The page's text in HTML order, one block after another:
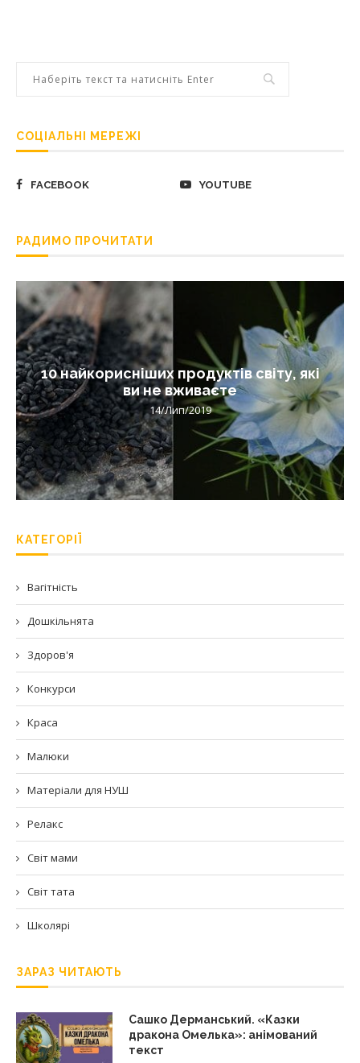
СОЦІАЛЬНІ МЕРЕЖІ
FACEBOOK YOUTUBE
РАДИМО ПРОЧИТАТИ
10 найкорисніших продуктів світу, які
ви не вживаєте
14/Лип/2019
КАТЕГОРІЇ
Вагітність
Дошкільнята
Здоров'я
Конкурси
Краса
Малюки
Матеріали для НУШ
Релакс
Світ мами
Світ тата
Школярі
ЗАРАЗ ЧИТАЮТЬ
Сашко Дерманський. «Казки
дракона Омелька»: анімований
текст